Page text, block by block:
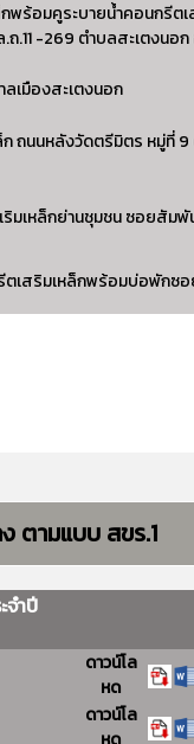
พร้อมคูระบายน้ำคอนกรีต
.11 -269 ตำบลสะเตงนอก
เมืองสะเตงนอก
ถนนหลังวัดตรีมิตร หมู่ที่ 9
มเหล็กย่านชุมชน ซอยสัมพั
ตเสริมเหล็กพร้อมบ่อพักซ
ตามแบบ สขร.1
จำปี
ดาวน์โล
หด
ดาวน์โล